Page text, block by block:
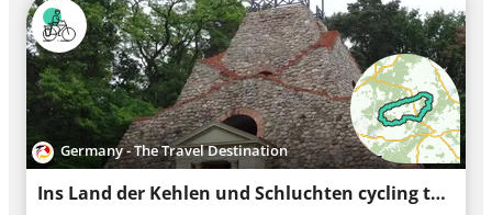
Germany - The Travel Destination
Ins Land der Kehlen und Schluchten cycling tour